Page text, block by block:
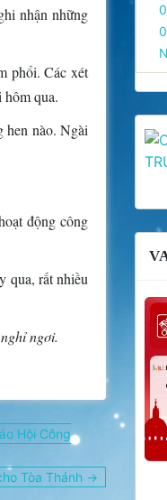
nhận những
phổi. Các xét
hôm qua.
hen nào. Ngài
động công
qua, rất nhiều
ngơi.
Hội Công
Tòa Thánh →